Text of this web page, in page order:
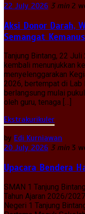
22 July 2026 3 min 2
Aksi Donor Darah,
Semangat
Tanjung Bintang, 22
kembali menunjukkan
menyelenggarakan
2026, bertempat di Lab
berlangsung mulai
oleh guru, tenaga […]
Ekstrakurikuler
by Edi Kurniawan
20 July 2026 3 min 3
Upacara Bendera
SMAN 1 Tanjung
Tahun Ajaran 2026/
Negeri 1 Tanjung